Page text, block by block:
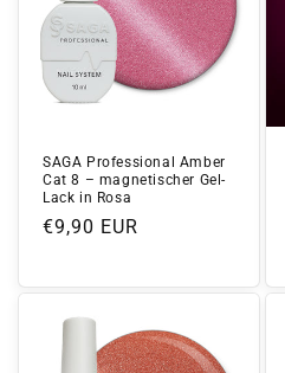
SAGA Professional Amber
Cat 8 – magnetischer Gel-
Lack in Rosa
Normaler
€9,90 EUR